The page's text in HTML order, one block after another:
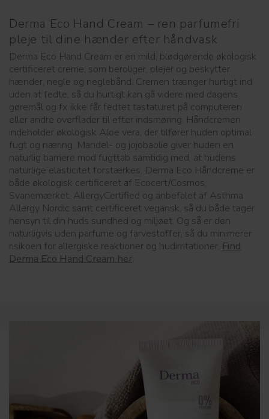
Derma Eco Hand Cream – ren parfumefri
pleje til dine hænder efter håndvask
Derma Eco Hand Cream er en mild, blødgørende økologisk
certificeret creme, som beroliger, plejer og beskytter
hænder, negle og neglebånd. Cremen trænger hurtigt ind
uden at fedte, så du hurtigt kan gå videre med dagens
gøremål og fx ikke får fedtet tastaturet på computeren
eller andre overflader til efter indsmøring. Håndcremen
indeholder økologisk Aloe vera, der tilfører huden optimal
fugt og næring. Mandel- og jojobaolie giver huden en
naturlig barriere mod fugttab samtidig med, at hudens
naturlige elasticitet forstærkes. Derma Eco Håndcreme er
både økologisk certificeret af Ecocert/Cosmos,
Svanemærket, AllergyCertified og anbefalet af Asthma
Allergy Nordic samt certificeret vegansk, så du både tager
hensyn til din huds sundhed og miljøet. Og så er den
naturligvis uden parfume og farvestoffer, så du minimerer
risikoen for allergiske reaktioner og hudirritationer. Find
Derma Eco Hand Cream her.